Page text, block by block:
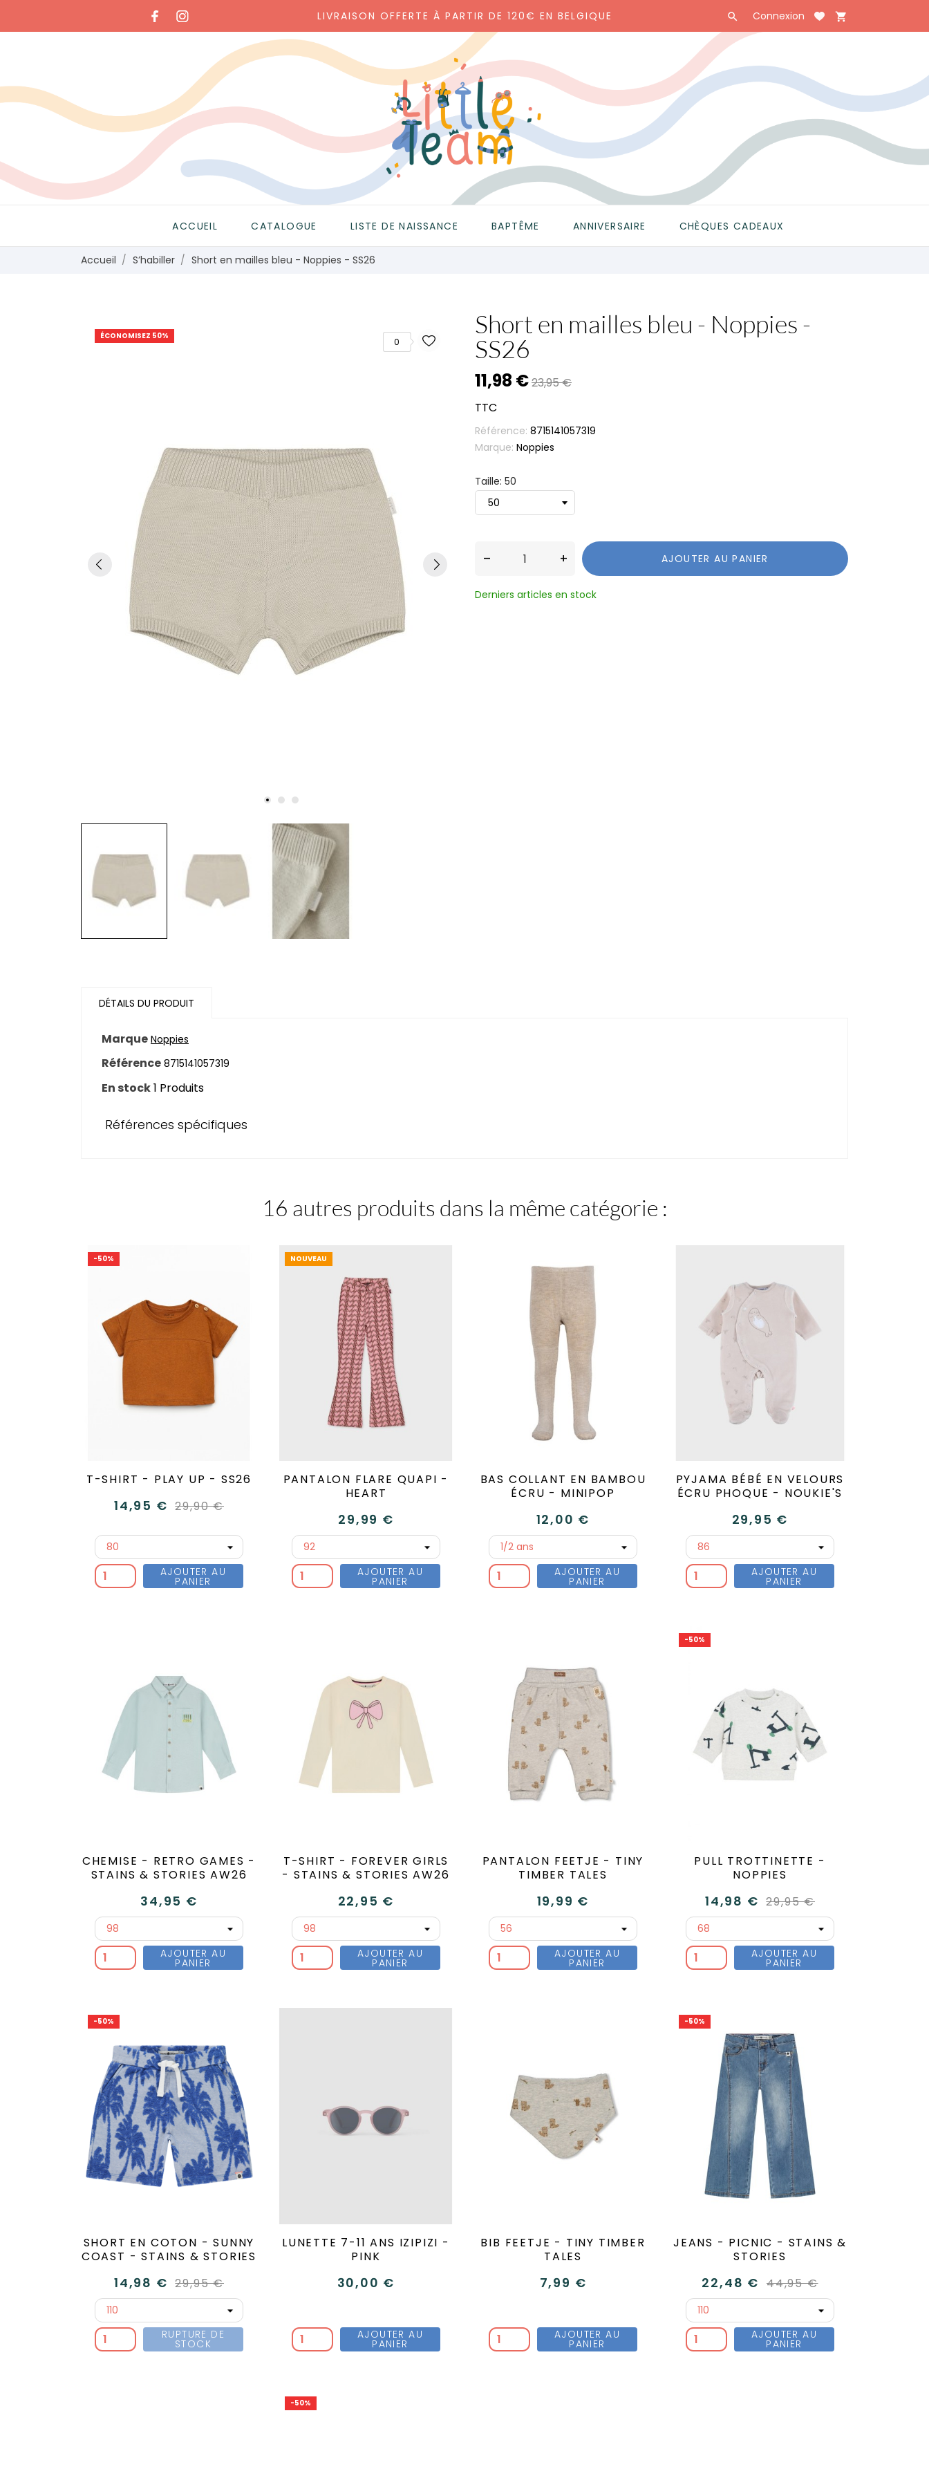
LIVRAISON OFFERTE À PARTIR DE 120€ EN BELGIQUE  Connexion shopping_cart
ACCUEIL CATALOGUE LISTE DE NAISSANCE BAPTÊME ANNIVERSAIRE CHÈQUES CADEAUX
Accueil S’habiller Short en mailles bleu - Noppies - SS26
ÉCONOMISEZ 50%
0
Short en mailles bleu - Noppies -
SS26
11,98 €23,95 €
TTC
Référence: 8715141057319
Marque: Noppies
Taille: 50
– + AJOUTER AU PANIER
Derniers articles en stock
DÉTAILS DU PRODUIT
Marque Noppies
Référence 8715141057319
En stock1 Produits
Références spécifiques
16 autres produits dans la même catégorie :
-50%
T-SHIRT - PLAY UP - SS26
14,95 € 29,90 €
AJOUTER AU
PANIER
NOUVEAU
PANTALON FLARE QUAPI -
HEART
29,99 €
AJOUTER AU
PANIER
BAS COLLANT EN BAMBOU
ÉCRU - MINIPOP
12,00 €
AJOUTER AU
PANIER
PYJAMA BÉBÉ EN VELOURS
ÉCRU PHOQUE - NOUKIE'S
29,95 €
AJOUTER AU
PANIER
CHEMISE - RETRO GAMES -
STAINS & STORIES AW26
34,95 €
AJOUTER AU
PANIER
T-SHIRT - FOREVER GIRLS
- STAINS & STORIES AW26
22,95 €
AJOUTER AU
PANIER
PANTALON FEETJE - TINY
TIMBER TALES
19,99 €
AJOUTER AU
PANIER
-50%
PULL TROTTINETTE -
NOPPIES
14,98 € 29,95 €
AJOUTER AU
PANIER
-50%
SHORT EN COTON - SUNNY
COAST - STAINS & STORIES
14,98 € 29,95 €
RUPTURE DE
STOCK
LUNETTE 7-11 ANS IZIPIZI -
PINK
30,00 €
AJOUTER AU
PANIER
BIB FEETJE - TINY TIMBER
TALES
7,99 €
AJOUTER AU
PANIER
-50%
JEANS - PICNIC - STAINS &
STORIES
22,48 € 44,95 €
AJOUTER AU
PANIER
-50%